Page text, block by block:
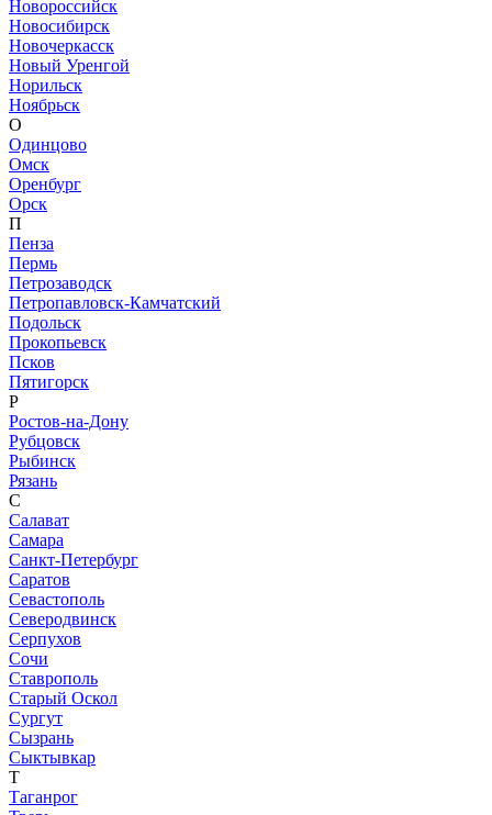
Новороссийск
Новосибирск
Новочеркасск
Новый Уренгой
Норильск
Ноябрьск
О
Одинцово
Омск
Оренбург
Орск
П
Пенза
Пермь
Петрозаводск
Петропавловск-Камчатский
Подольск
Прокопьевск
Псков
Пятигорск
Р
Ростов-на-Дону
Рубцовск
Рыбинск
Рязань
С
Салават
Самара
Санкт-Петербург
Саратов
Севастополь
Северодвинск
Серпухов
Сочи
Ставрополь
Старый Оскол
Сургут
Сызрань
Сыктывкар
Т
Таганрог